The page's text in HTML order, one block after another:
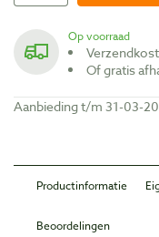
Op voorraad
Of gratis
Aanbieding t/m 31-03-
Productinformatie
Beoordelingen